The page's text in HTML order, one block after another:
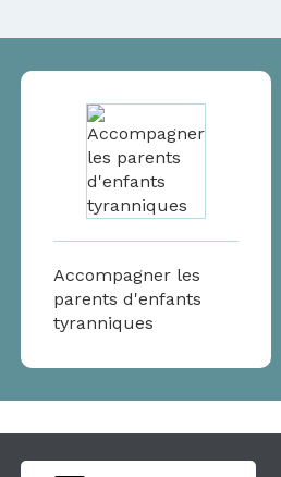
Accompagner les
parents d'enfants
tyranniques